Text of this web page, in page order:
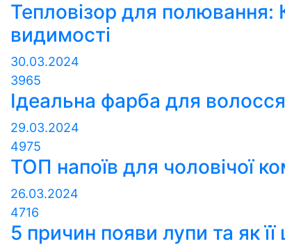
Тепловізор для полювання:
видимості
30.03.2024
3965
Ідеальна фарба для
29.03.2024
4975
ТОП напоїв для чоловічої
26.03.2024
4716
5 причин появи лупи та як